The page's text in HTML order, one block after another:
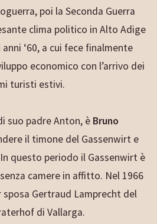
poi la Seconda Guerra
clima politico in Alto Adige
‘60, a cui fece finalmente
economico con l’arrivo dei
turisti estivi.
suo padre Anton, è Bruno
il timone del Gassenwirt e
questo periodo il Gassenwirt è
camere in affitto. Nel 1966
sposa Gertraud Lamprecht del
di Vallarga.